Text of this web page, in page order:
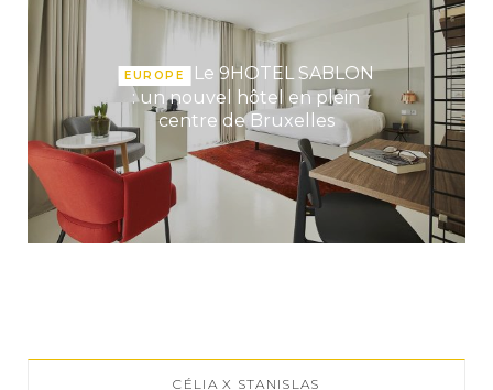
EUROPE
Le 9HOTEL SABLON
: un nouvel hôtel en plein
centre de Bruxelles
CÉLIA X STANISLAS